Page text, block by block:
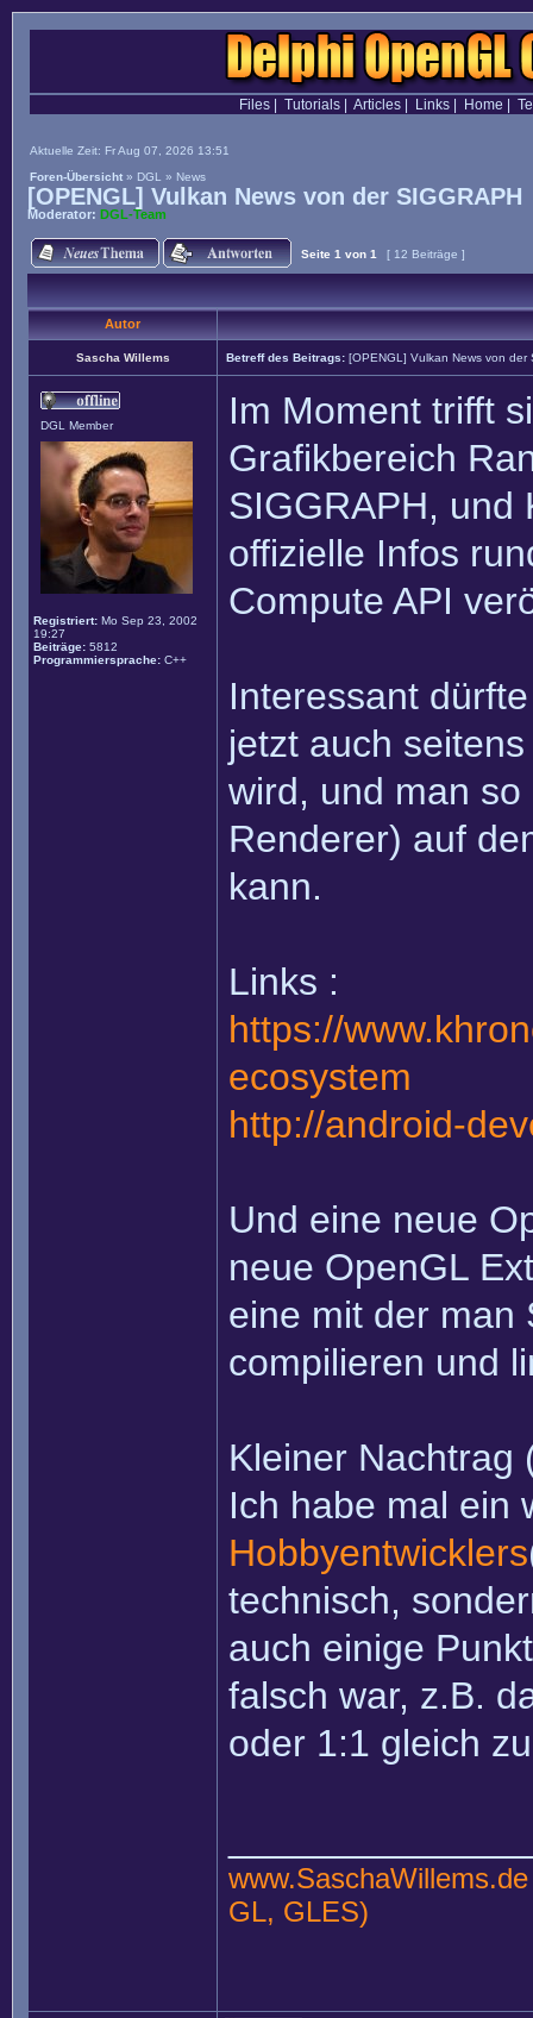
Files| Tutorials| Articles| Links| Home
Aktuelle Zeit: Fr Aug 07, 2026 13:51
Foren-Übersicht » DGL » News
[OPENGL] Vulkan News von der SIGGRAPH
Moderator: DGL-Team
Seite 1 von 1 [ 12 Beiträge ]
Autor
Sascha Willems Betreff des Beitrags: [OPENGL] Vulkan News von der
DGL Member
Registriert: Mo Sep 23, 2002
19:27
Beiträge: 5812
Programmiersprache: C++
Im Moment trifft
Grafikbereich
SIGGRAPH, und
offizielle Infos
Compute API
Interessant
jetzt auch
wird, und man
Renderer) auf
kann.
Links :
https://
ecosystem
http://android-
Und eine neue
neue OpenGL
eine mit der man
compilieren und
Kleiner Nachtrag
Ich habe mal ein
Hobbyentwicklers
technisch,
auch einige
falsch war, z.B.
oder 1:1 gleich
www.SaschaWillems.de
GL, GLES)